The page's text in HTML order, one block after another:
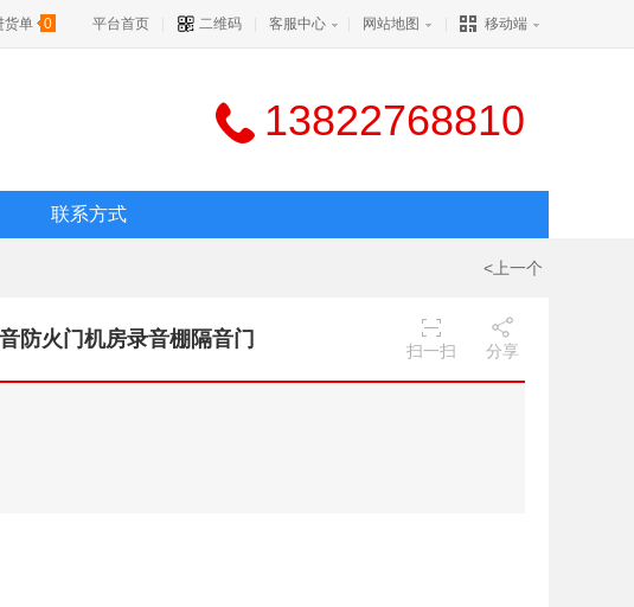
货单 0 平台首页 二维码 客服中心 网站地图 移动端
13822768810
联系方式
<上一个
防火门机房录音棚隔音门 扫一扫 分享